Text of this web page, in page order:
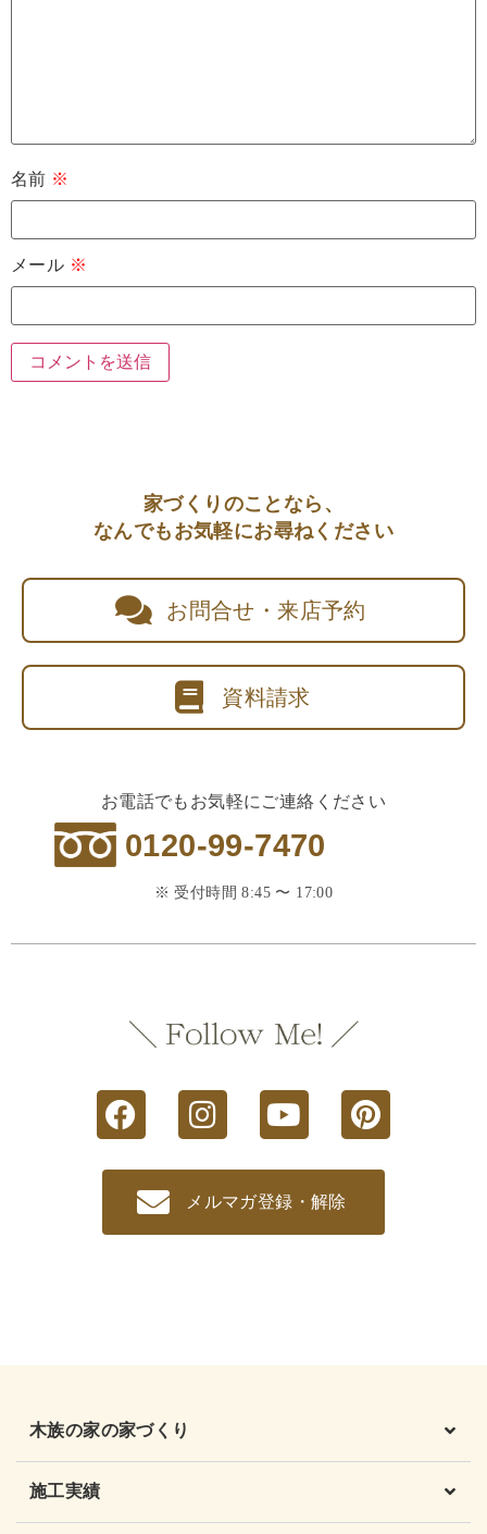
名前 ※
メール ※
家づくりのことなら、
なんでもお気軽にお尋ねください
お問合せ・来店予約
資料請求
お電話でもお気軽にご連絡ください
0120-99-7470
※ 受付時間 8:45 〜 17:00
メルマガ登録・解除
木族の家の家づくり
施工実績